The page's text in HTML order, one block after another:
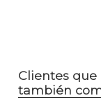
Clientes
también